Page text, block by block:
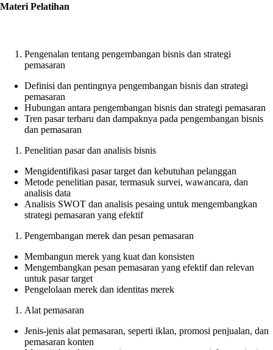
Materi Pelatihan
Pengenalan tentang pengembangan bisnis dan strategi
pemasaran
Definisi dan pentingnya pengembangan bisnis dan strategi
pemasaran
Hubungan antara pengembangan bisnis dan strategi pemasaran
Tren pasar terbaru dan dampaknya pada pengembangan bisnis
dan pemasaran
Penelitian pasar dan analisis bisnis
Mengidentifikasi pasar target dan kebutuhan pelanggan
Metode penelitian pasar, termasuk survei, wawancara, dan
analisis data
Analisis SWOT dan analisis pesaing untuk mengembangkan
strategi pemasaran yang efektif
Pengembangan merek dan pesan pemasaran
Membangun merek yang kuat dan konsisten
Mengembangkan pesan pemasaran yang efektif dan relevan
untuk pasar target
Pengelolaan merek dan identitas merek
Alat pemasaran
Jenis-jenis alat pemasaran, seperti iklan, promosi penjualan, dan
pemasaran konten